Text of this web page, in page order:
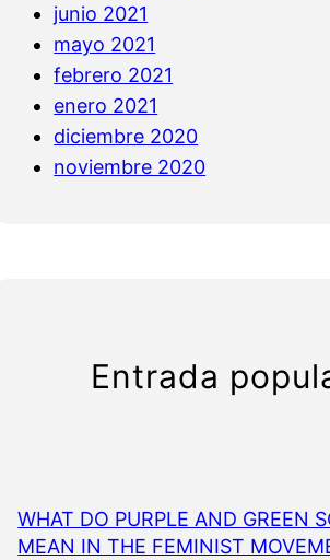
junio 2021
mayo 2021
febrero 2021
enero 2021
diciembre 2020
noviembre 2020
Entrada
WHAT DO PURPLE AND GREEN
MEAN IN THE FEMINIST